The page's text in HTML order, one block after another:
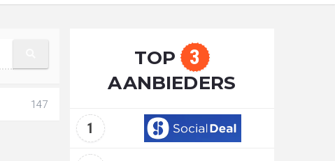
147
TOP 3
AANBIEDERS
1